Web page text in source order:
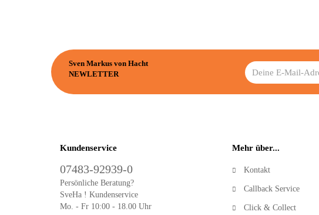
Sven Markus von Hacht
NEWLETTER
Kundenservice
07483-92939-0
Persönliche Beratung?
SveHa ! Kundenservice
Mo. - Fr 10:00 - 18.00 Uhr
Mehr über...
Kontakt
Callback Service
Click & Collect